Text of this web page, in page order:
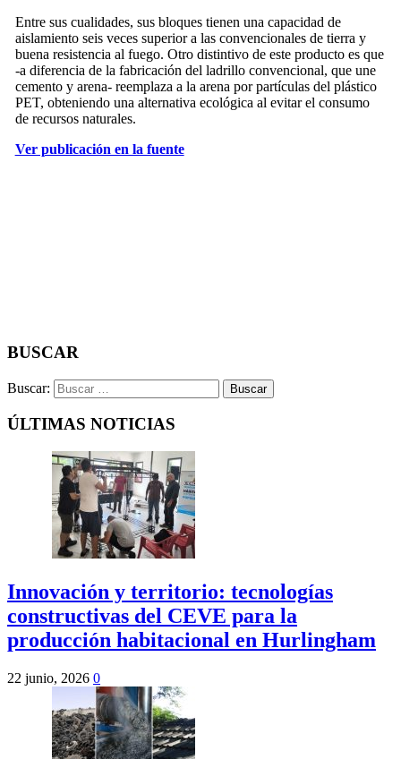
Entre sus cualidades, sus bloques tienen una capacidad de
aislamiento seis veces superior a las convencionales de tierra y
buena resistencia al fuego. Otro distintivo de este producto es que
-a diferencia de la fabricación del ladrillo convencional, que une
cemento y arena- reemplaza a la arena por partículas del plástico
PET, obteniendo una alternativa ecológica al evitar el consumo
de recursos naturales.
Ver publicación en la fuente
BUSCAR
Buscar:
ÚLTIMAS NOTICIAS
Innovación y territorio: tecnologías
constructivas del CEVE para la
producción habitacional en Hurlingham
22 junio, 2026 0